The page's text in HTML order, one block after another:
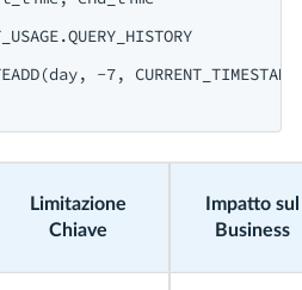
-7,
Limitazione
Chiave
Impatto sul
Business